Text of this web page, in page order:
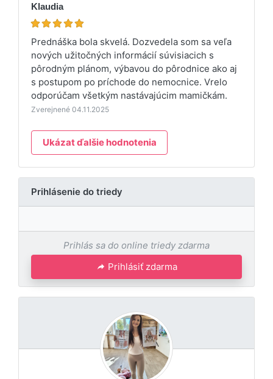
Klaudia
Prednáška bola skvelá. Dozvedela som sa veľa
nových užitočných informácií súvisiacich s
pôrodným plánom, výbavou do pôrodnice ako aj
s postupom po príchode do nemocnice. Vrelo
odporúčam všetkým nastávajúcim mamičkám.
Zverejnené 04.11.2025
Ukázat ďalšie hodnotenia
Prihlásenie do triedy
Prihlás sa do online triedy zdarma
Prihlásiť zdarma